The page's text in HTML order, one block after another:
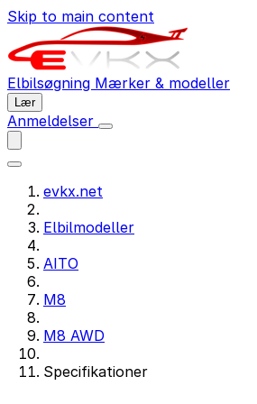
Skip to main content
Elbilsøgning Mærker & modeller
Lær
Anmeldelser
evkx.net
Elbilmodeller
AITO
M8
M8 AWD
Specifikationer